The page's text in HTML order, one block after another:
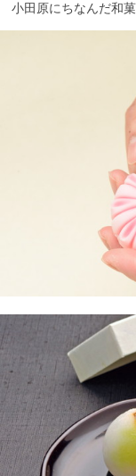
小田原にちなんだ和